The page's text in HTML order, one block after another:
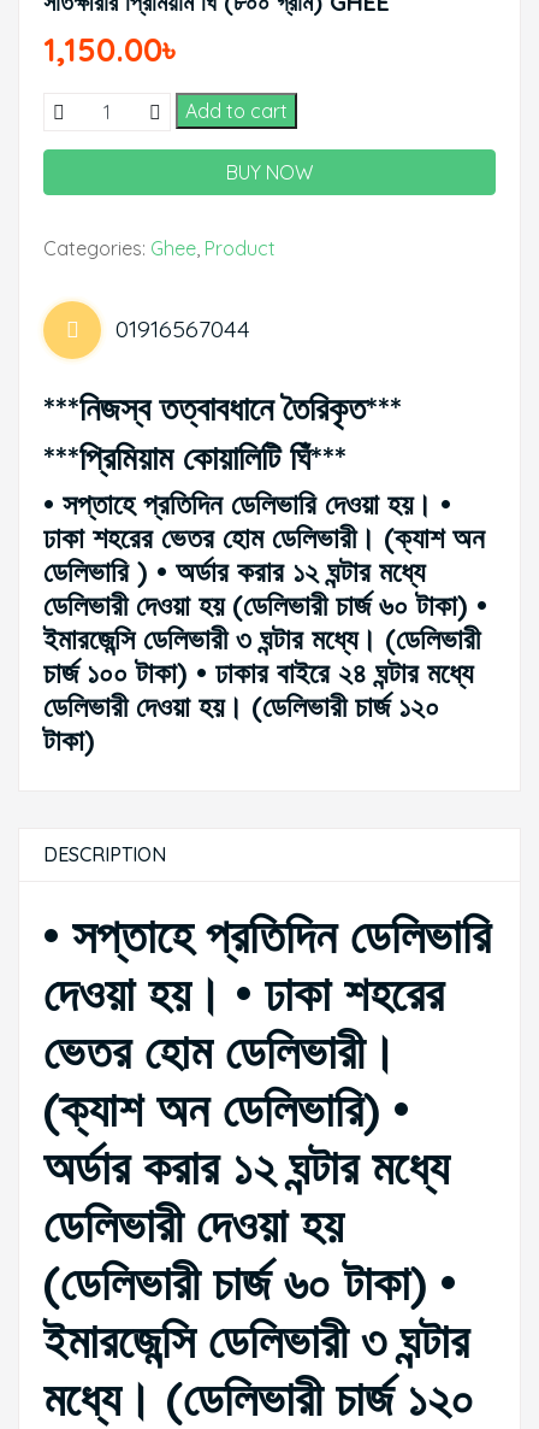
1,150.00৳
সাতক্ষীরার
(৮০০
GHEE
Add to cart
BUY NOW
Categories: Ghee, Product
01916567044
***নিজস্ব তত্বাবধানে তৈরিকৃত***
***প্রিমিয়াম কোয়ালিটি ঘিঁ***
• সপ্তাহে প্রতিদিন ডেলিভারি দেওয়া হয়। •
ঢাকা শহরের ভেতর হোম ডেলিভারী। (ক্যাশ অন
ডেলিভারি ) • অর্ডার করার ১২ ঘন্টার মধ্যে
ডেলিভারী দেওয়া হয় (ডেলিভারী চার্জ ৬০ টাকা) •
ইমারজেন্সি ডেলিভারী ৩ ঘন্টার মধ্যে। (ডেলিভারী
চার্জ ১০০ টাকা) • ঢাকার বাইরে ২৪ ঘন্টার মধ্যে
ডেলিভারী দেওয়া হয়। (ডেলিভারী চার্জ ১২০
টাকা)
DESCRIPTION
• সপ্তাহে প্রতিদিন ডেলিভারি
দেওয়া হয়। • ঢাকা শহরের
ভেতর হোম ডেলিভারী।
(ক্যাশ অন ডেলিভারি) •
অর্ডার করার ১২ ঘন্টার মধ্যে
ডেলিভারী দেওয়া হয়
(ডেলিভারী চার্জ ৬০ টাকা) •
ইমারজেন্সি ডেলিভারী ৩ ঘন্টার
মধ্যে। (ডেলিভারী চার্জ ১২০